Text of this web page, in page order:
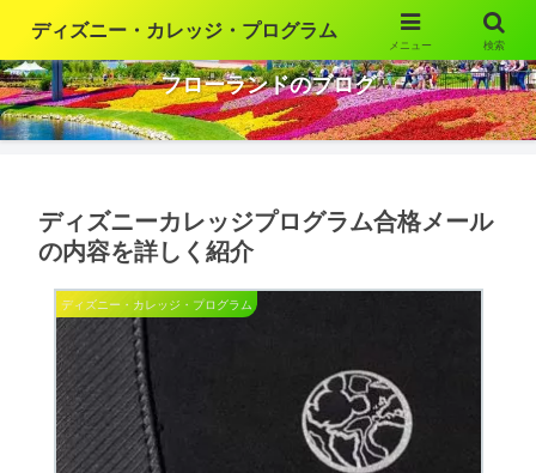
ウォルト・ディズニー・ワールドの魅力を語ります
フローランドのブログ
ディズニーカレッジプログラム合格メール
の内容を詳しく紹介
ディズニー・カレッジ・プログラム
ディズニー・カレッジ・プログラム
メニュー 検索